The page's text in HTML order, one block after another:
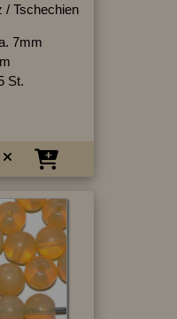
/ Tschechien
7mm
St.